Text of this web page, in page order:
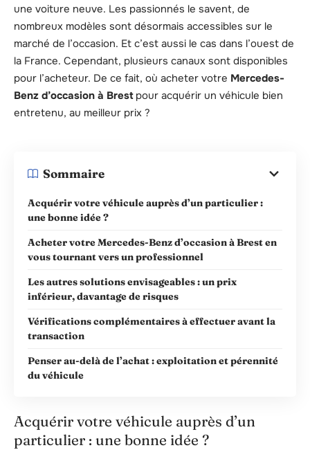
une voiture neuve. Les passionnés le savent, de
nombreux modèles sont désormais accessibles sur le
marché de l’occasion. Et c’est aussi le cas dans l’ouest de
la France. Cependant, plusieurs canaux sont disponibles
pour l’acheteur. De ce fait, où acheter votre Mercedes-
Benz d’occasion à Brestpour acquérir un véhicule bien
entretenu, au meilleur prix ?
Sommaire
Acquérir votre véhicule auprès d’un particulier :
une bonne idée ?
Acheter votre Mercedes-Benz d’occasion à Brest en
vous tournant vers un professionnel
Les autres solutions envisageables : un prix
inférieur, davantage de risques
Vérifications complémentaires à effectuer avant la
transaction
Penser au-delà de l’achat : exploitation et pérennité
du véhicule
Acquérir votre véhicule auprès d’un
particulier : une bonne idée ?